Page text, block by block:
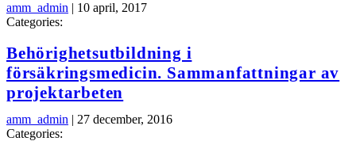
amm_admin | 10 april, 2017
Categories:
Behörighetsutbildning i
försäkringsmedicin. Sammanfattningar av
projektarbeten
amm_admin | 27 december, 2016
Categories: